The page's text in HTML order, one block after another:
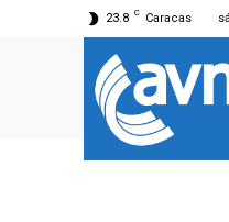
23.8 C Caracas